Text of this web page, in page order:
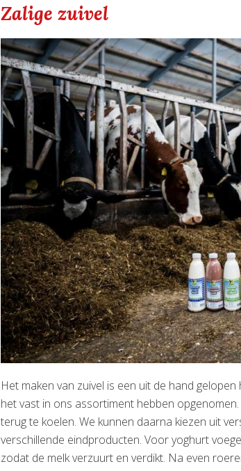
Zalige zuivel
Het maken van zuivel is een uit de hand
het vast in ons assortiment hebben
terug te koelen. We kunnen daarna kiezen uit
verschillende eindproducten. Voor yoghurt
zodat de melk verzuurt en verdikt. Na even